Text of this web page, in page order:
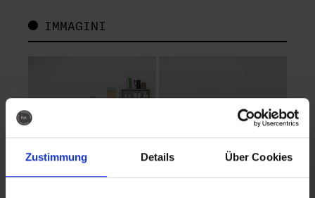
Zustimmung Details Über Cookies
IMMAGINI